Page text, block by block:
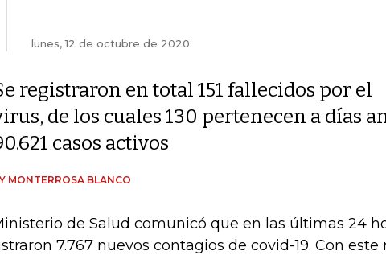
lunes, 12 de octubre de 2020
registraron en total 151 fallecidos por el
de los cuales 130 pertenecen a días
casos activos
MONTERROSA BLANCO
de Salud comunicó que en las últimas 24
7.767 nuevos contagios de covid-19. Con